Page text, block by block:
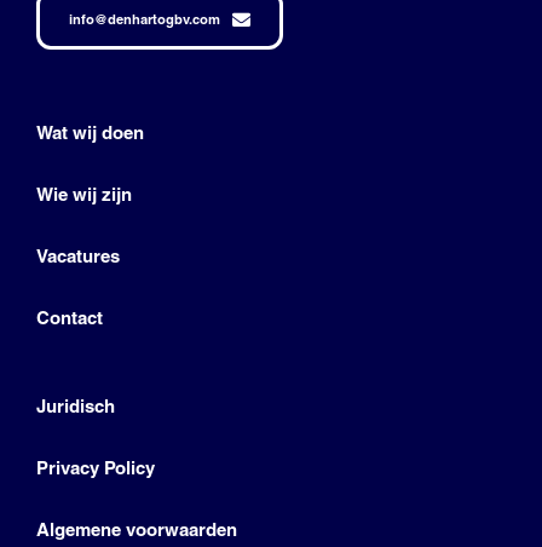
info@denhartogbv.com
Wat wij doen
Wie wij zijn
Vacatures
Contact
Juridisch
Privacy Policy
Algemene voorwaarden